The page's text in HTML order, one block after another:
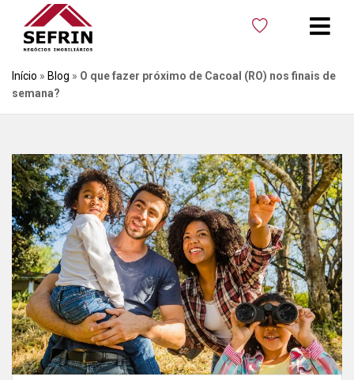
Início » Blog » O que fazer próximo de Cacoal (RO) nos finais de
semana?